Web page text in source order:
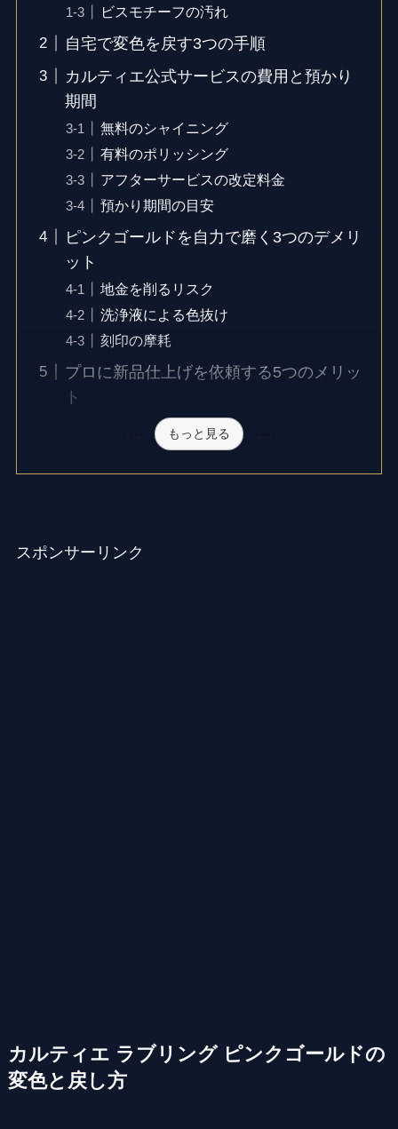
ビスモチーフの汚れ
自宅で変色を戻す3つの手順
カルティエ公式サービスの費用と預かり
期間
無料のシャイニング
有料のポリッシング
アフターサービスの改定料金
預かり期間の目安
ピンクゴールドを自力で磨く3つのデメリ
ット
地金を削るリスク
洗浄液による色抜け
刻印の摩耗
プロに新品仕上げを依頼する5つのメリッ
ト
もっと見る
スポンサーリンク
カルティエ ラブリング ピンクゴールドの
変色と戻し方